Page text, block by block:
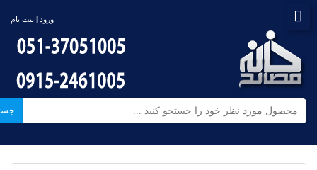
ورود | ثبت نام